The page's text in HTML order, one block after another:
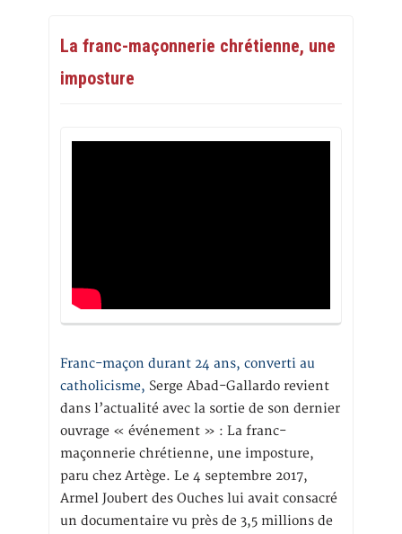
La franc-maçonnerie chrétienne, une
imposture
Franc-maçon durant 24 ans, converti au
catholicisme, Serge Abad-Gallardo revient
dans l’actualité avec la sortie de son dernier
ouvrage « événement » : La franc-
maçonnerie chrétienne, une imposture,
paru chez Artège. Le 4 septembre 2017,
Armel Joubert des Ouches lui avait consacré
un documentaire vu près de 3,5 millions de